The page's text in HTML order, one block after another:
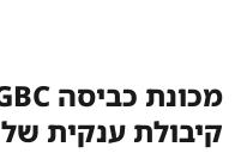
קיבולת ענקית של 13 ק"ג – פתח חזית